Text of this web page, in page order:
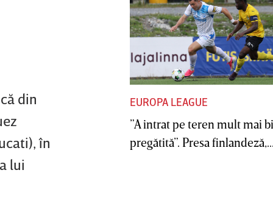
din
în
lui
EUROPA LEAGUE
”A intrat pe teren mult mai
pregătită”. Presa